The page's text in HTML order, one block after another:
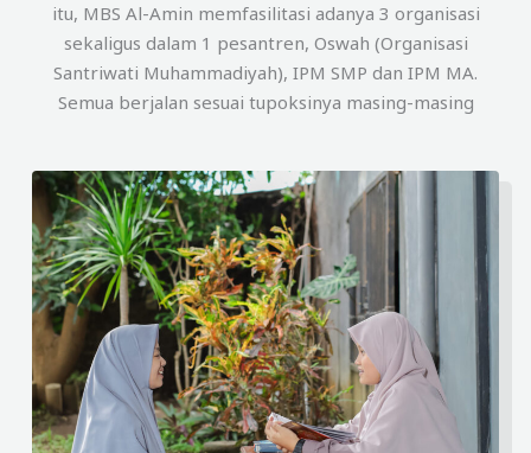
itu, MBS Al-Amin memfasilitasi adanya 3 organisasi
sekaligus dalam 1 pesantren, Oswah (Organisasi
Santriwati Muhammadiyah), IPM SMP dan IPM MA.
Semua berjalan sesuai tupoksinya masing-masing